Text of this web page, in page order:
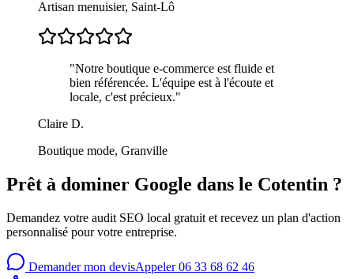
Artisan menuisier, Saint-Lô
"Notre boutique e-commerce est fluide et
bien référencée. L'équipe est à l'écoute et
locale, c'est précieux."
Claire D.
Boutique mode, Granville
Prêt à dominer Google dans le Cotentin ?
Demandez votre audit SEO local gratuit et recevez un plan d'action
personnalisé pour votre entreprise.
Demander mon devisAppeler 06 33 68 62 46